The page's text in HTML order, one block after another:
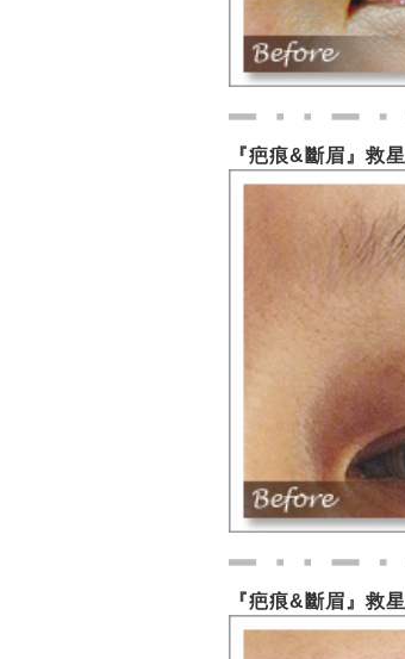
『疤痕&斷眉』救星
『疤痕&斷眉』救星